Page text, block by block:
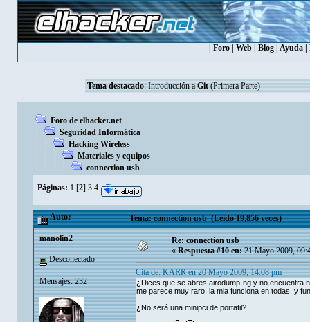
Foro| Web| Blog| Ayuda|
Tema destacado: Introducción a Git (Primera Parte)
Foro de elhacker.net
Seguridad Informática
Hacking Wireless
Materiales y equipos
connection usb
Páginas: 1 [2] 3 4
Autor Tema: connection usb (Leído 19,856 veces)
manolin2
Desconectado
Mensajes: 232
Re: connection usb
«Respuesta #10 en:21 Mayo 2009,
Cita de: KARR en 20 Mayo 2009, 14:08 pm
¿Dices que se abres airodump-ng y no encuentra
me parece muy raro, la mia funciona en todas, y
¿No será una minipci de portatil?